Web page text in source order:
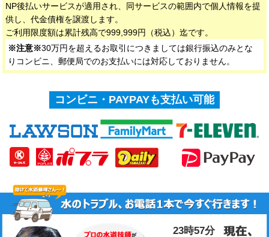
NP後払いサービスが適用され、同サービスの範囲内で個人情報を提
供し、代金債権を譲渡します。
ご利用限度額は累計残高で999,999円（税込）迄です。
※注意※30万円を超えるお取引につきましては銀行振込のみとな
りコンビニ、郵便局でのお支払いには対応しておりません。
コンビニ・PAYPAYも支払い可能
23時57分